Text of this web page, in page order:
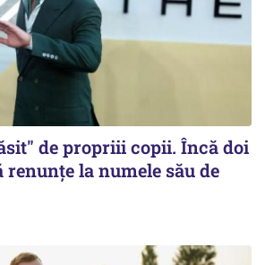
de propriii copii. Încă doi
la numele său de